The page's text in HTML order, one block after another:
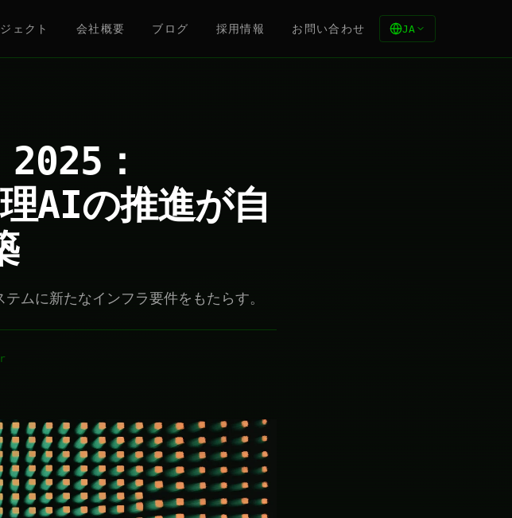
ェクト 会社概要 ブログ 採用情報 お問い合わせ JA
：
AIの推進が自
ムに新たなインフラ要件をもたらす。